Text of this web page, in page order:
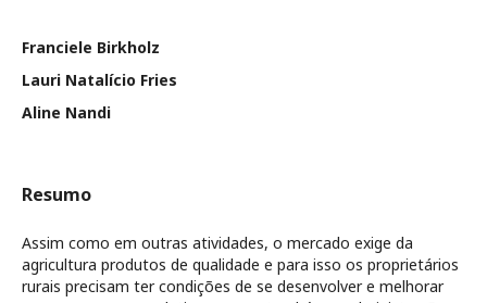
Franciele Birkholz
Lauri Natalício Fries
Aline Nandi
Resumo
Assim como em outras atividades, o mercado exige da
agricultura produtos de qualidade e para isso os proprietários
rurais precisam ter condições de se desenvolver e melhorar